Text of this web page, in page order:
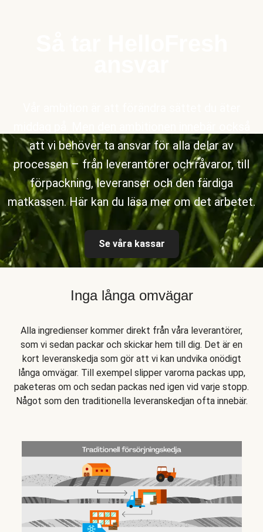
att vi behöver ta ansvar för alla delar av
processen – från leverantörer och råvaror, till
förpackning, leveranser och den färdiga
matkassen. Här kan du läsa mer om det arbetet.
Se våra kassar
Inga långa omvägar
Alla ingredienser kommer direkt från våra leverantörer,
som vi sedan packar och skickar hem till dig. Det är en
kort leveranskedja som gör att vi kan undvika onödigt
långa omvägar. Till exempel slipper varorna packas upp,
paketeras om och sedan packas ned igen vid varje stopp.
Något som den traditionella leveranskedjan ofta innebär.